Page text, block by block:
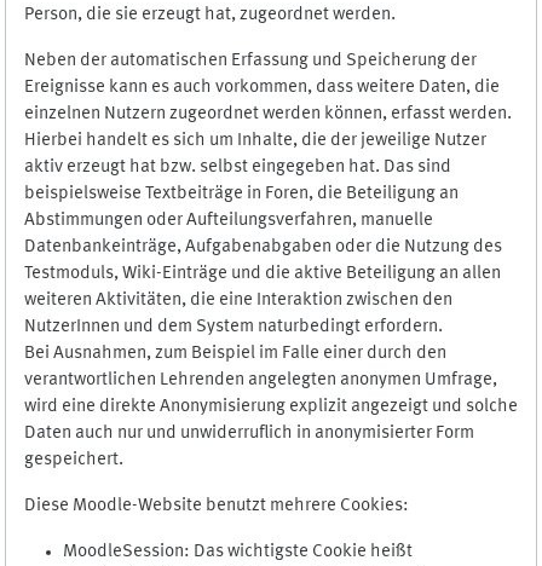
Person, die sie erzeugt hat, zugeordnet werden.
Neben der automatischen Erfassung und Speicherung der
Ereignisse kann es auch vorkommen, dass weitere Daten, die
einzelnen Nutzern zugeordnet werden können, erfasst werden.
Hierbei handelt es sich um Inhalte, die der jeweilige Nutzer
aktiv erzeugt hat bzw. selbst eingegeben hat. Das sind
beispielsweise Textbeiträge in Foren, die Beteiligung an
Abstimmungen oder Aufteilungsverfahren, manuelle
Datenbankeinträge, Aufgabenabgaben oder die Nutzung des
Testmoduls, Wiki-Einträge und die aktive Beteiligung an allen
weiteren Aktivitäten, die eine Interaktion zwischen den
NutzerInnen und dem System naturbedingt erfordern.
Bei Ausnahmen, zum Beispiel im Falle einer durch den
verantwortlichen Lehrenden angelegten anonymen Umfrage,
wird eine direkte Anonymisierung explizit angezeigt und solche
Daten auch nur und unwiderruflich in anonymisierter Form
gespeichert.
Diese Moodle-Website benutzt mehrere Cookies:
MoodleSession: Das wichtigste Cookie heißt